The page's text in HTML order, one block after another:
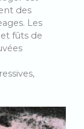
des
Les
fûts de